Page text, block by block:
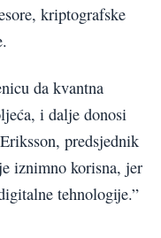
kriptografske
da kvantna
i dalje donosi
predsjednik
iznimno korisna, jer
tehnologije.”